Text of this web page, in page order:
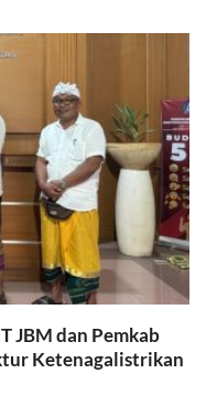
JBM dan Pemkab
Ketenagalistrikan